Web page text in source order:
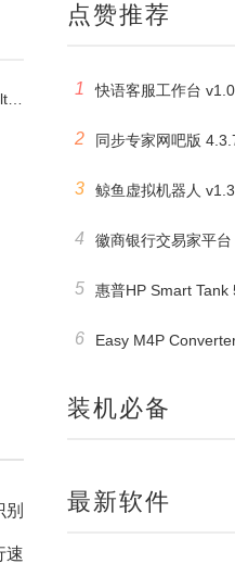
速
点赞推荐
1 快语客服工作台
2 同步专家网吧版
3 鲸鱼虚拟机器人
4 徽商银行交易家平
5 惠普HP Smart
6 Easy M4P
装机必备
最新软件